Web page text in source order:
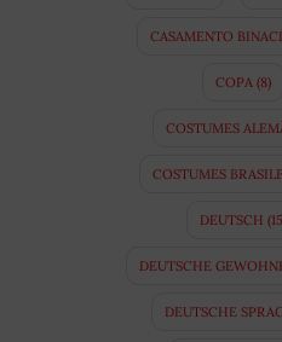
CASAMENTO
COPA (8)
COSTUMES
COSTUMES
DEUTSCH
DEUTSCHE
DEUTSCHE